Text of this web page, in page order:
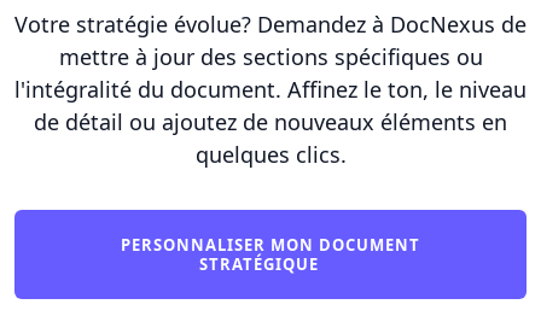
Votre stratégie évolue? Demandez à DocNexus de
mettre à jour des sections spécifiques ou
l'intégralité du document. Affinez le ton, le niveau
de détail ou ajoutez de nouveaux éléments en
quelques clics.
PERSONNALISER MON DOCUMENT
STRATÉGIQUE